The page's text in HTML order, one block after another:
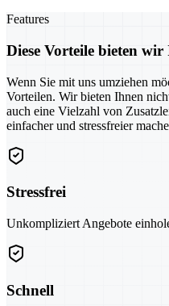
Features
Diese Vorteile bieten wir
Wenn Sie mit uns umziehen
Vorteilen. Wir bieten Ihnen
auch eine Vielzahl von
einfacher und stressfreier
Stressfrei
Unkompliziert Angebote
Schnell